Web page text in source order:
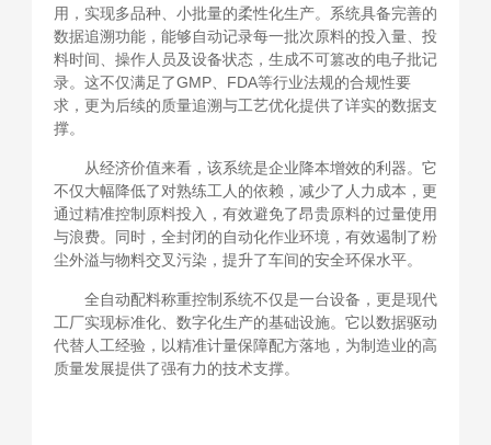
用，实现多品种、小批量的柔性化生产。系统具备完善的
数据追溯功能，能够自动记录每一批次原料的投入量、投
料时间、操作人员及设备状态，生成不可篡改的电子批记
录。这不仅满足了GMP、FDA等行业法规的合规性要
求，更为后续的质量追溯与工艺优化提供了详实的数据支
撑。
从经济价值来看，该系统是企业降本增效的利器。它
不仅大幅降低了对熟练工人的依赖，减少了人力成本，更
通过精准控制原料投入，有效避免了昂贵原料的过量使用
与浪费。同时，全封闭的自动化作业环境，有效遏制了粉
尘外溢与物料交叉污染，提升了车间的安全环保水平。
全自动配料称重控制系统不仅是一台设备，更是现代
工厂实现标准化、数字化生产的基础设施。它以数据驱动
代替人工经验，以精准计量保障配方落地，为制造业的高
质量发展提供了强有力的技术支撑。